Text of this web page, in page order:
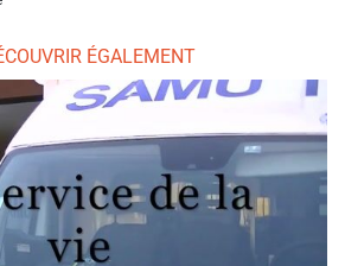
ÉGALEMENT